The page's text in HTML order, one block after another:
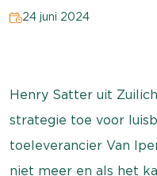
24 juni 2024
Henry Satter uit
strategie toe voor
toeleverancier Van
niet meer en als het